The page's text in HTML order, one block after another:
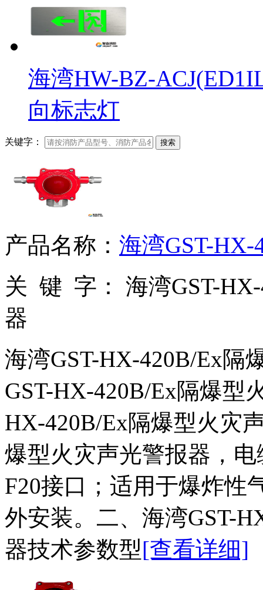
海湾HW-BZ-
向标志灯
关键字： 搜索
产品名称： 海湾GST-
关 键 字：
海湾GST-
器
海湾GST-HX-420B/Ex隔
GST-HX-420B/Ex隔爆型
HX-420B/Ex隔爆型火灾
爆型火灾声光警报器，
F20接口；适用于爆炸性
外安装。二、海湾GST-
器技术参数型[查看详细]